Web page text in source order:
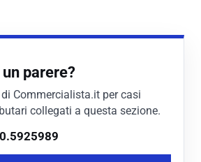
parere?
Commercialista.it per casi
collegati a questa sezione.